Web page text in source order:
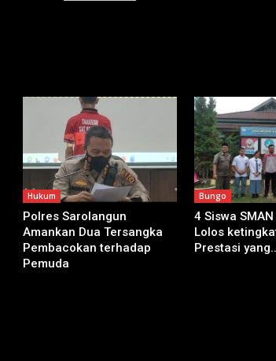
Hukum
Polres Sarolangun
Amankan Dua Tersangka
Pembacokan terhadap
Pemuda
Bungo
4 Siswa
Lolos
Prestasi